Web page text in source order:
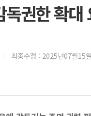
독권한 확
최종수정 : 2025년07월15